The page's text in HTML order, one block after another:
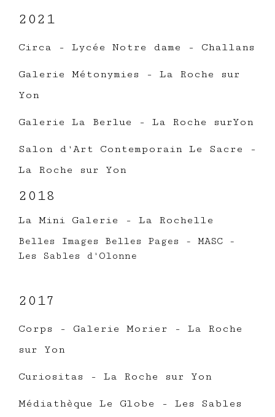
2021
Circa - Lycée Notre dame - Challans
Galerie Métonymies - La Roche sur
Yon
Galerie La Berlue - La Roche surYon
Salon d'Art Contemporain Le Sacre -
La Roche sur Yon
2018
La Mini Galerie - La Rochelle
Belles Images Belles Pages - MASC -
Les Sables d'Olonne
2017
Corps - Galerie Morier - La Roche
sur Yon
Curiositas - La Roche sur Yon
Médiathèque Le Globe - Les Sables